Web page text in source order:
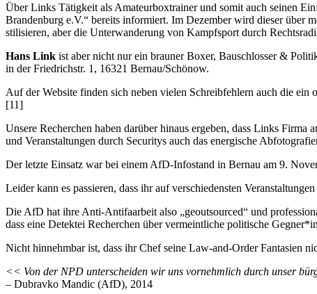
Über Links Tätigkeit als Amateurboxtrainer und somit auch seinen
Brandenburg e.V.“ bereits informiert. Im Dezember wird dieser über
stilisieren, aber die Unterwanderung von Kampfsport durch
Hans Link ist aber nicht nur ein brauner Boxer, Bauschlosser &
in der Friedrichstr. 1, 16321 Bernau/Schönow.
Auf der Website finden sich neben vielen Schreibfehlern auch die
[11]
Unsere Recherchen haben darüber hinaus ergeben, dass Links
und Veranstaltungen durch Securitys auch das energische
Der letzte Einsatz war bei einem AfD-Infostand in Bernau am 9.
Leider kann es passieren, dass ihr auf verschiedensten
Die AfD hat ihre Anti-Antifaarbeit also „geoutsourced“ und
dass eine Detektei Recherchen über vermeintliche politische
Nicht hinnehmbar ist, dass ihr Chef seine Law-and-Order Fantasien
<< Von der NPD unterscheiden wir uns vornehmlich durch unser
– Dubravko Mandic (AfD), 2014